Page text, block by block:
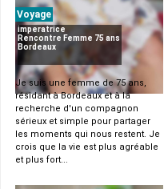
Voyage
imperatrice
Rencontre Femme 75 ans
Bordeaux
Je suis une femme de 75 ans,
résidant à Bordeaux et à la
recherche d'un compagnon
sérieux et simple pour partager
les moments qui nous restent. Je
crois que la vie est plus agréable
et plus fort...